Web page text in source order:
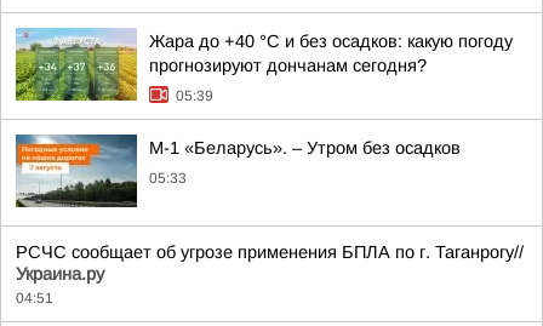
Жара до +40 °С и без осадков: какую погоду
прогнозируют дончанам сегодня?
05:39
М-1 «Беларусь». – Утром без осадков
05:33
РСЧС сообщает об угрозе применения БПЛА по г. Таганрогу//
Украина.ру
04:51